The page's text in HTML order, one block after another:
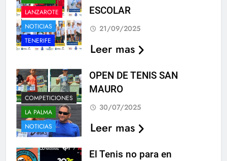
LANZAROTE
NOTICIAS
TENERIFE
ESCOLAR
21/09/2025
Leer mas
COMPETICIONES
LA PALMA
NOTICIAS
OPEN DE TENIS SAN
MAURO
30/07/2025
Leer mas
El Tenis no para en